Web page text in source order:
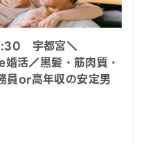
宇都宮＼
活／黒髪・筋肉質・
員or高年収の安定男